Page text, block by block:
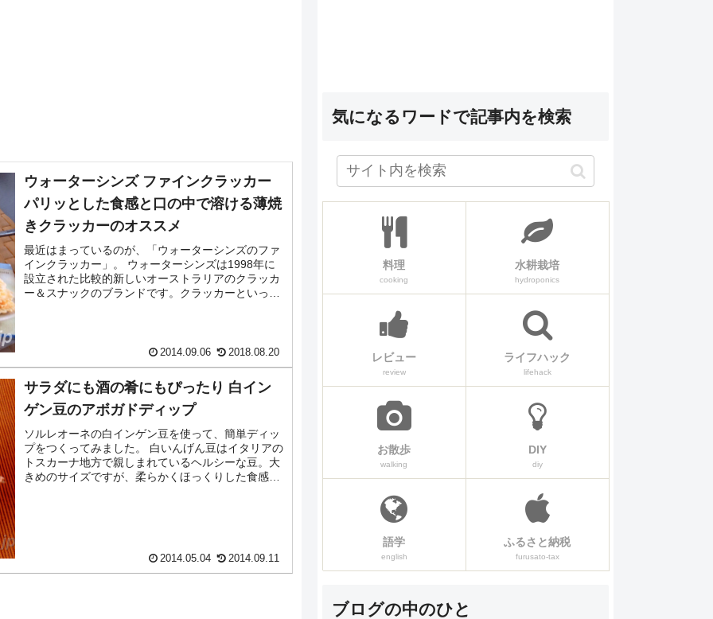
ウォーターシンズ ファインクラッカー
パリッとした食感と口の中で溶ける薄焼
きクラッカーのオススメ
最近はまっているのが、「ウォーターシンズのファ
インクラッカー」。 ウォーターシンズは1998年に
設立された比較的新しいオーストラリアのクラッカ
ー＆スナックのブランドです。クラッカーといって
2014.09.06 2018.08.20
サラダにも酒の肴にもぴったり 白イン
ゲン豆のアボガドディップ
ソルレオーネの白インゲン豆を使って、簡単ディッ
プをつくってみました。 白いんげん豆はイタリアの
トスカーナ地方で親しまれているヘルシーな豆。大
きめのサイズですが、柔らかくほっくりした食感と
2014.05.04 2014.09.11
気になるワードで記事内を検索
料理
cooking
水耕栽培
hydroponics
レビュー
review
ライフハック
lifehack
お散歩
walking
DIY
diy
語学
english
ふるさと納税
furusato-tax
ブログの中のひと